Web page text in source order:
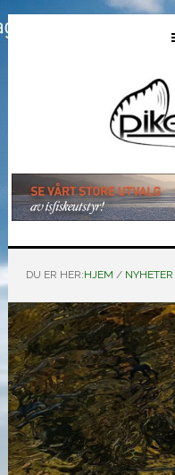
Hopp
til
Hopp
til
Hopp
til
DU ER HER:HJEM / NYHETER